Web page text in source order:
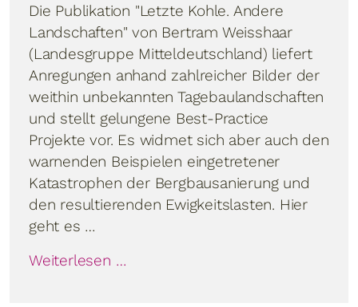
Die Publikation "Letzte Kohle. Andere
Landschaften" von Bertram Weisshaar
(Landesgruppe Mitteldeutschland) liefert
Anregungen anhand zahlreicher Bilder der
weithin unbekannten Tagebaulandschaften
und stellt gelungene Best-Practice
Projekte vor. Es widmet sich aber auch den
warnenden Beispielen eingetretener
Katastrophen der Bergbausanierung und
den resultierenden Ewigkeitslasten. Hier
geht es …
Weiterlesen …